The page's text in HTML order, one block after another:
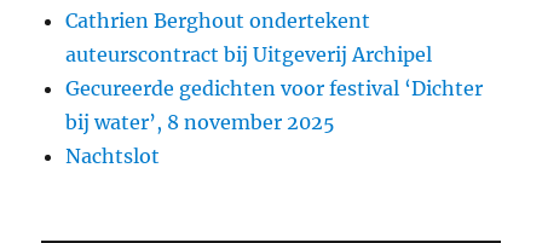
Cathrien Berghout ondertekent
auteurscontract bij Uitgeverij Archipel
Gecureerde gedichten voor festival ‘Dichter
bij water’, 8 november 2025
Nachtslot